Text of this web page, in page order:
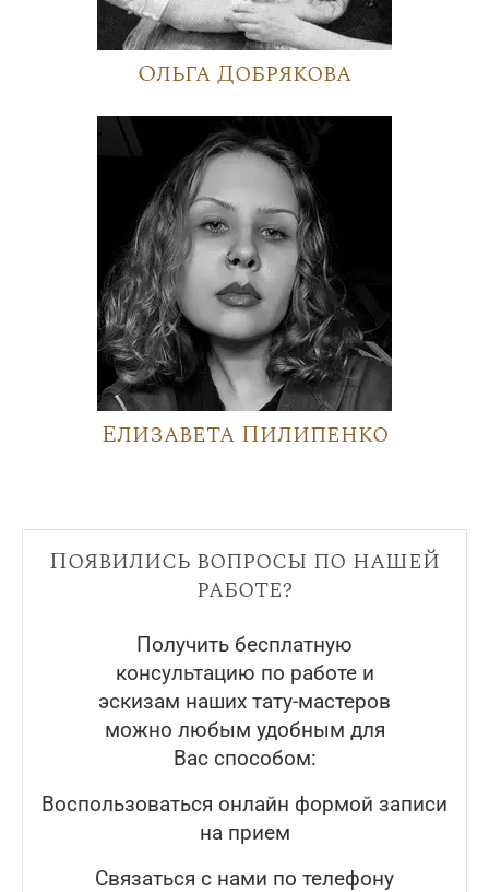
Ольга Добрякова
Елизавета Пилипенко
Появились вопросы по нашей
работе?
Получить бесплатную
консультацию по работе и
эскизам наших тату-мастеров
можно любым удобным для
Вас способом:
Воспользоваться онлайн формой записи
на прием
Связаться с нами по телефону